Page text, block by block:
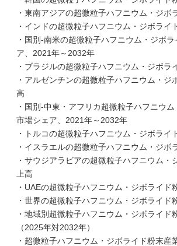
・東南アジアの超微粒子ハフニウム・ジボ
・インドの超微粒子ハフニウム・ジボライ
・国別-南米の超微粒子ハフニウム・ジボ
ア、2021年～2032年
・ブラジルの超微粒子ハフニウム・ジボラ
・アルゼンチンの超微粒子ハフニウム・ジ
高
・国別-中東・アフリカ超微粒子ハフニウ
市場シェア、2021年～2032年
・トルコの超微粒子ハフニウム・ジボライ
・イスラエルの超微粒子ハフニウム・ジボ
・サウジアラビアの超微粒子ハフニウム・
上高
・UAEの超微粒子ハフニウム・ジボライド
・世界の超微粒子ハフニウム・ジボライド
・地域別超微粒子ハフニウム・ジボライド
（2025年対2032年）
・超微粒子ハフニウム・ジボライド粉末産